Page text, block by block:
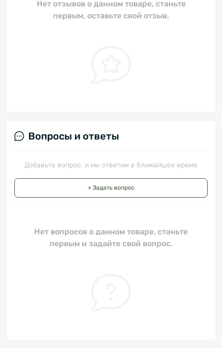
Нет отзывов о данном товаре, станьте
первым, оставьте свой отзыв.
Вопросы и ответы
Добавьте вопрос, и мы ответим в ближайшее время.
+ Задать вопрос
Нет вопросов о данном товаре, станьте
первым и задайте свой вопрос.